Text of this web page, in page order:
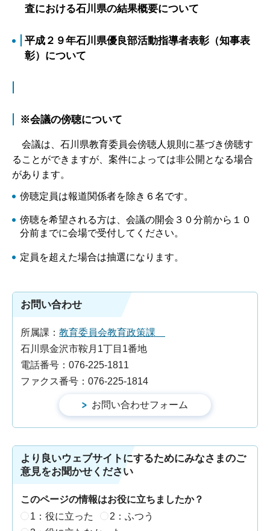
査における石川県の結果概要について
平成２９年石川県優良部活動指導者表彰（知事表
彰）について
※会議の傍聴について
会議は、石川県教育委員会傍聴人規則に基づき傍聴す
ることができますが、案件によっては非公開となる場合
があります。
傍聴定員は報道関係者を除き６名です。
傍聴を希望される方は、会議の開会３０分前から１０
分前までに会場で受付してください。
定員を超えた場合は抽選になります。
お問い合わせ
所属課： 教育委員会教育政策課
石川県金沢市鞍月1丁目1番地
電話番号：076-225-1811
ファクス番号：076-225-1814
より良いウェブサイトにするためにみなさまのご
意見をお聞かせください
このページの情報はお役に立ちましたか？
1：役に立った
2：ふつう